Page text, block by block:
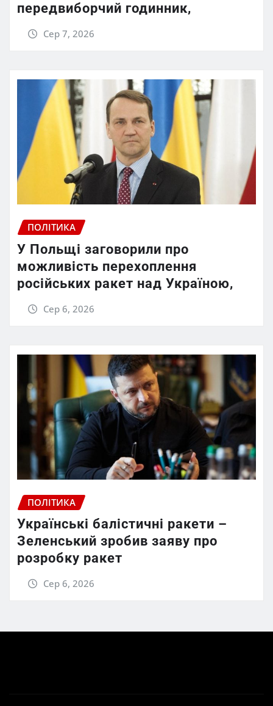
передвиборчий годинник,
Сер 7, 2026
ПОЛІТИКА
У Польщі заговорили про
можливість перехоплення
російських ракет над Україною,
Сер 6, 2026
ПОЛІТИКА
Українські балістичні ракети –
Зеленський зробив заяву про
розробку ракет
Сер 6, 2026